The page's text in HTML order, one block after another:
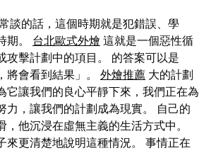
談的話，這個時期就是犯錯誤、學
期。 台北歐式外燴 這就是一個惡性循
攻擊計劃中的項目。 的答案可以是
將會看到結果」。 外燴推薦 大的計劃
它讓我們的良心平靜下來，我們正在為
力，讓我們的計劃成為現實。 自己的
，他沉浸在虛無主義的生活方式中。
來更清楚地說明這種情況。 事情正在